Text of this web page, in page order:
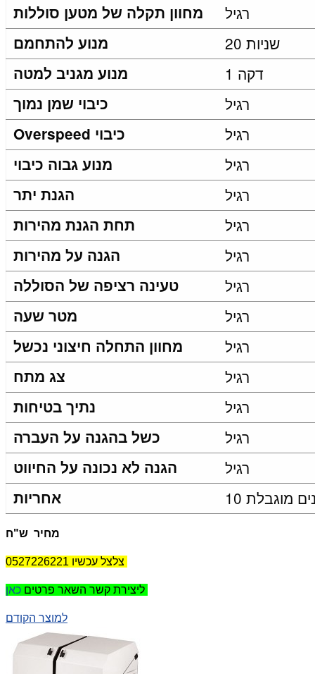
מחוון תקלה של מטען סוללות רגיל
מנוע להתחמם 20 שניות
מנוע מגניב למטה דקה 1
כיבוי שמן נמוך רגיל
Overspeed כיבוי רגיל
מנוע גבוה כיבוי רגיל
הגנת יתר רגיל
תחת הגנת מהירות רגיל
הגנה על מהירות רגיל
טעינה רציפה של הסוללה רגיל
מטר שעה רגיל
מחוון התחלה חיצוני נכשל רגיל
צג מתח רגיל
נתיך בטיחות רגיל
כשל בהגנה על העברה רגיל
הגנה לא נכונה על החיווט רגיל
אחריות מוגבלת
מחיר ש"ח
ליצירת קשר השאר פרטים
למוצר הקודם